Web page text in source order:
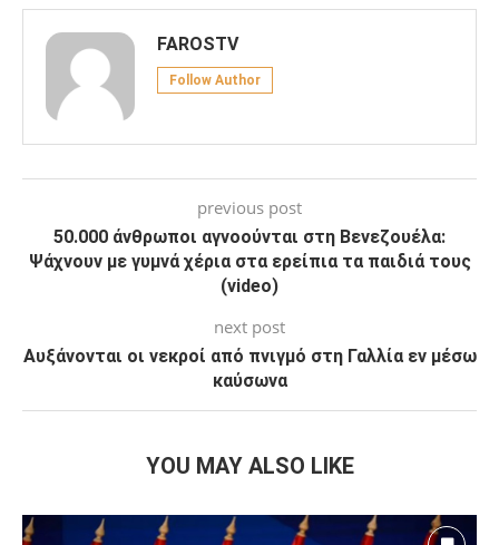
FAROSTV
Follow Author
previous post
50.000 άνθρωποι αγνοούνται στη Βενεζουέλα:
Ψάχνουν με γυμνά χέρια στα ερείπια τα παιδιά τους
(video)
next post
Αυξάνονται οι νεκροί από πνιγμό στη Γαλλία εν μέσω
καύσωνα
YOU MAY ALSO LIKE